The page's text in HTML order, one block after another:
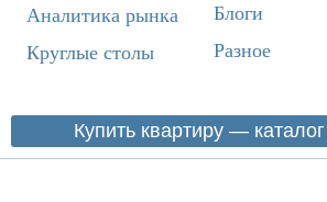
Аналитика рынка
Круглые столы
Блоги
Разное
Купить квартиру — каталог